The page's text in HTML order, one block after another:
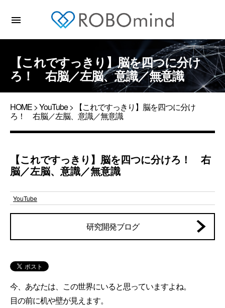
menu
【これですっきり】脳を四つに分け
ろ！ 右脳／左脳、意識／無意識
HOME>YouTube> 【これですっきり】脳を四つに分け
ろ！ 右脳／左脳、意識／無意識
【これですっきり】脳を四つに分けろ！ 右
脳／左脳、意識／無意識
YouTube
研究開発ブログ
今、あなたは、この世界にいると思っていますよね。
目の前に机や壁が見えます。